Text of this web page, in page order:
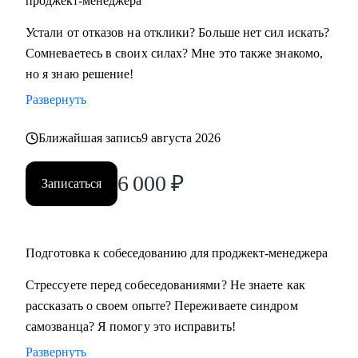
с нуля
• Проджект-менеджерам бизнеc-проектов в сферах:
розничной торговли, электронной коммерции, финтеха и
информационной безопасности
офиса
• Всем, кто хочет сменить карьеру и не знает с чего начать
• Тем, кто не ищет "успешный успех", а готов планомерно
и упорно работать над собой
Устали от отказов на отклики? Больше нет сил искать?
Сомневаетесь в своих силах? Мне это также знакомо,
но я знаю решение!
Развернуть
Ближайшая запись9 августа 2026
Записаться 6 000 ₽
Подготовка к собеседованию для проджект-менеджера
Стрессуете перед собеседованиями? Не знаете как
рассказать о своем опыте? Переживаете синдром
самозванца? Я помогу это исправить!
Развернуть